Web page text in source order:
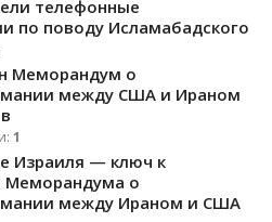
телефонные
по поводу Исламабадского
Меморандум о
между США и Ираном
1
Израиля — ключ к
Меморандума о
между Ираном и США